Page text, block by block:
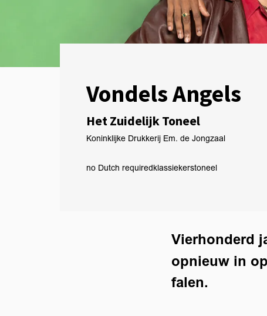
Vondels Angels
Het Zuidelijk Toneel
Koninklijke Drukkerij Em. de Jongzaal
no Dutch requiredklassiekerstoneel
Vierhonderd
opnieuw in
falen.